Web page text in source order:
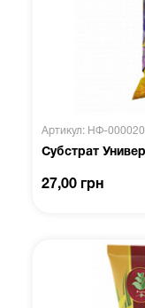
Артикул: НФ-
Субстрат
27,00 грн